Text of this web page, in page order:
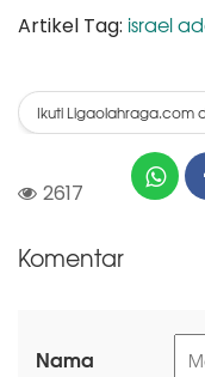
Artikel Tag: israel
Ikuti Ligaolahraga.com
2617
Komentar
Nama